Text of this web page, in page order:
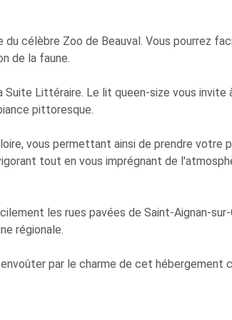
célèbre Zoo de Beauval. Vous pourrez
de la faune.
Littéraire. Le lit queen-size vous invite
pittoresque.
vous permettant ainsi de prendre votre
tout en vous imprégnant de
les rues pavées de Saint-Aignan-sur-
régionale.
par le charme de cet hébergement